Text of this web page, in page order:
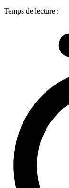
Temps de lecture :